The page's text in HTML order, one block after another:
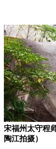
宋福州太守程
陶江拍摄）